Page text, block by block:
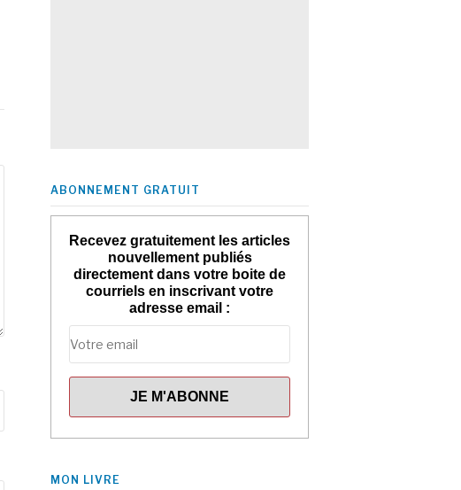
ABONNEMENT GRATUIT
Recevez gratuitement les articles
nouvellement publiés
directement dans votre boite de
courriels en inscrivant votre
adresse email :
MON LIVRE